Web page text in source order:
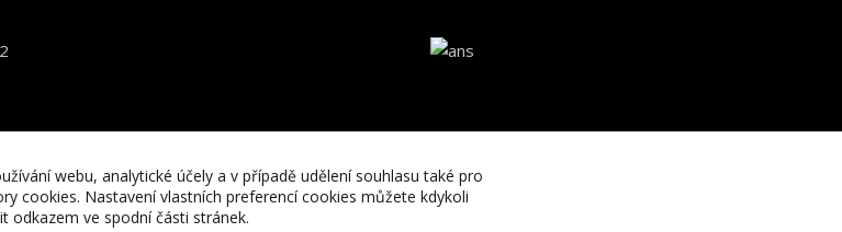
webu, analytické účely a v případě udělení souhlasu také pro
cookies. Nastavení vlastních preferencí cookies můžete kdykoli
odkazem ve spodní části stránek.